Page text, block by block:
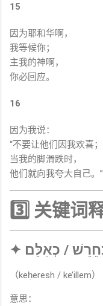
15
因为耶和华啊，
我等候你；
主我的神啊，
你必回应。
16
因为我说：
“不要让他们因我欢喜；
当我的脚滑跌时，
他们就向我夸大自己。”
3️⃣ 关键词
כְחֵרֵשׁ / כְאִלֵּם
（keḥeresh / ke’illem）
意思：